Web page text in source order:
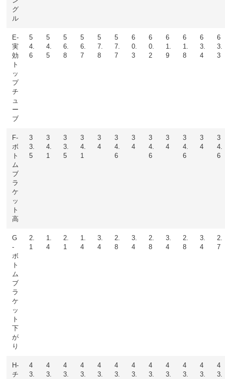
グ
ル
E-
実
効
ト
ッ
プ
チ
ュ
ー
ブ
5
4.
6
5
4.
5
5
6.
8
5
6.
7
5
7.
8
5
7.
7
6
0.
3
6
0.
2
6
1.
9
6
1.
8
6
3.
4
6
3.
3
F-
ボ
ト
ム
ブ
ラ
ケ
ッ
ト
高
3
3.
5
3
4.
1
3
3.
5
3
4.
1
3
4
3
4.
6
3
4
3
4.
6
3
4
3
4.
6
3
4
3
4.
6
G
-
ボ
ト
ム
ブ
ラ
ケ
ッ
ト
下
が
り
2.
1
1.
4
2.
1
1.
4
3.
4
2.
8
3.
4
2.
8
3.
4
2.
8
3.
4
2.
7
H-
チ
4
3.
4
3.
4
3.
4
3.
4
3.
4
3.
4
3.
4
3.
4
3.
4
3.
4
3.
4
3.